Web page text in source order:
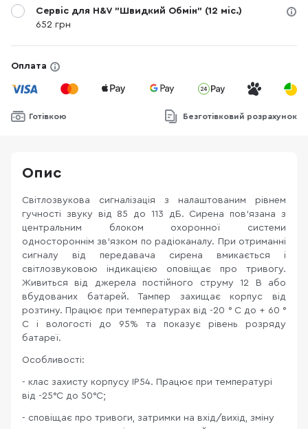
Сервіс для H&V "Швидкий Обмін" (12 міс.)
652 грн
Оплата
Готівкою Безготівковий розрахунок
Опис
Світлозвукова сигналізація з налаштованим рівнем
гучності звуку від 85 до 113 дБ. Сирена пов'язана з
центральним блоком охоронної системи
одностороннім зв'язком по радіоканалу. При отриманні
сигналу від передавача сирена вмикається і
світлозвуковою індикацією оповіщає про тривогу.
Живиться від джерела постійного струму 12 В або
вбудованих батарей. Тампер захищає корпус від
розтину. Працює при температурах від -20 ° C до + 60 °
C і вологості до 95% та показує рівень розряду
батареї.
Особливості:
- клас захисту корпусу IP54. Працює при температурі
від -25°С до 50°С;
- сповіщає про тривоги, затримки на вхід/вихід, зміну